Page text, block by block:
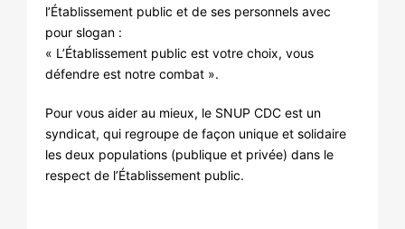
l’Établissement public et de ses personnels avec
pour slogan :
« L’Établissement public est votre choix, vous
défendre est notre combat ».
Pour vous aider au mieux, le SNUP CDC est un
syndicat, qui regroupe de façon unique et solidaire
les deux populations (publique et privée) dans le
respect de l’Établissement public.